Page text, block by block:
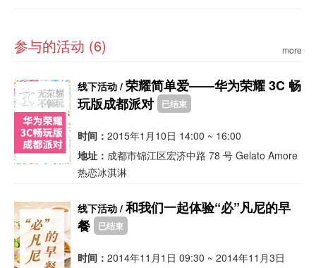
参与的活动 (6) more
线下活动 / 荣耀简单爱——华为荣耀 3C 畅
玩版成都派对
已结束
时间： 2015年1月10日 14:00 ~ 16:00
地址： 成都市锦江区宏济中路 78 号 Gelato Amore
热恋冰淇淋
线下活动 / 和我们一起体验“必”凡尼的早
餐
已结束
时间： 2014年11月1日 09:30 ~ 2014年11月3日